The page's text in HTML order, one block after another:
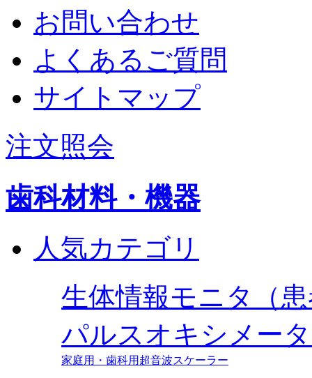
お問い合わせ
よくあるご質問
サイトマップ
注文照会
歯科材料・機器
人気カテゴリ
生体情報モニタ（
パルスオキシメー
家庭用・歯科用超音波スケーラー